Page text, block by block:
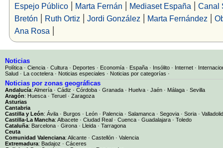
Espejo Público| Marta Fernán | Mediaset España | Canal
Bretón | Ruth Ortiz | Jordi González | Marta Fernández |
Ana Rosa |
Noticias
Política · Ciencia · Cultura · Deportes · Economía · España · Insólito · Internet ·
Salud · La coctelera · Noticias especiales · Noticias por categorías ·
Noticias por zonas geográficas
Andalucía: Almería · Cádiz · Córdoba · Granada · Huelva · Jaén · Málaga · Sevilla
Aragón: Huesca · Teruel · Zaragoza
Asturias
Cantabria
Castilla y León: Ávila · Burgos · León · Palencia · Salamanca · Segovia · Soria · Valladolid
Castilla-La Mancha: Albacete · Ciudad Real · Cuenca · Guadalajara · Toledo
Cataluña: Barcelona · Girona · Lleida · Tarragona
Ceuta
Comunidad Valenciana: Alicante · Castellón · Valencia
Extremadura: Badajoz · Cáceres